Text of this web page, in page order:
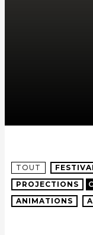
TOUT
PROJECTIONS
ANIMATIONS